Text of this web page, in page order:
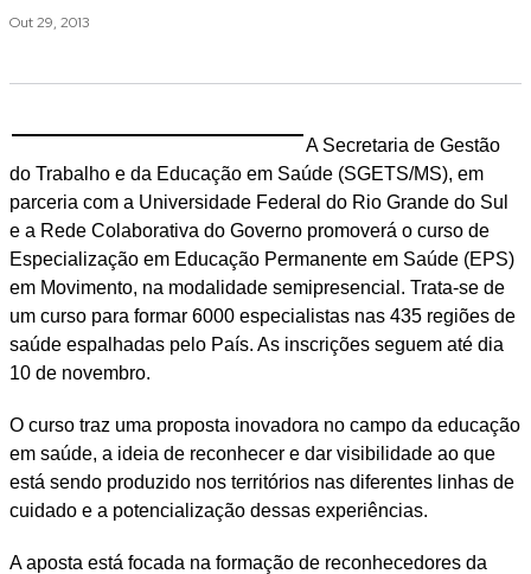
Out 29, 2013
A Secretaria de Gestão
do Trabalho e da Educação em Saúde (SGETS/MS), em
parceria com a Universidade Federal do Rio Grande do Sul
e a Rede Colaborativa do Governo promoverá o curso de
Especialização em Educação Permanente em Saúde (EPS)
em Movimento, na modalidade semipresencial. Trata-se de
um curso para formar 6000 especialistas nas 435 regiões de
saúde espalhadas pelo País. As inscrições seguem até dia
10 de novembro.
O curso traz uma proposta inovadora no campo da educação
em saúde, a ideia de reconhecer e dar visibilidade ao que
está sendo produzido nos territórios nas diferentes linhas de
cuidado e a potencialização dessas experiências.
A aposta está focada na formação de reconhecedores da